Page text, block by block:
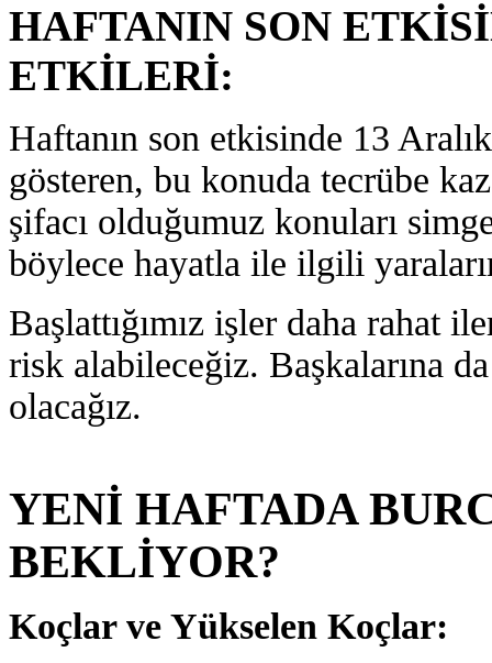
HAFTANIN SON
ETKİLERİ:
Haftanın son etkisinde 13
gösteren, bu konuda tecrübe
şifacı olduğumuz konuları
böylece hayatla ile ilgili
Başlattığımız işler daha rahat
risk alabileceğiz. Başkalarına
olacağız.
YENİ HAFTADA
BEKLİYOR?
Koçlar ve Yükselen Koçlar: